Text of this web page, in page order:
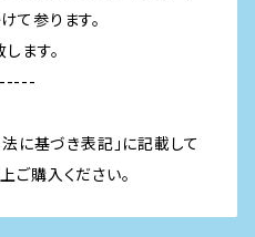
て参ります。
ます。
に基づき表記」に記載して
ご購入ください。